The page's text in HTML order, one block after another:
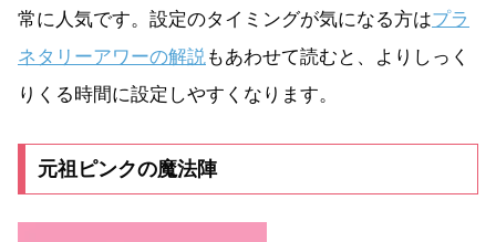
常に人気です。設定のタイミングが気になる方はプラ
ネタリーアワーの解説 もあわせて読むと、よりしっく
りくる時間に設定しやすくなります。
元祖ピンクの魔法陣